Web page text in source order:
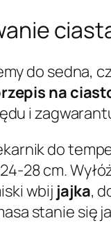
do sedna,
na
i
do
28 cm.
wbij jajka,
stanie się